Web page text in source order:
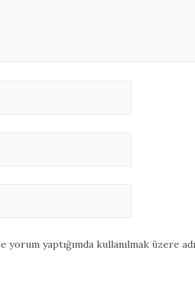
yorum yaptığımda kullanılmak üzere